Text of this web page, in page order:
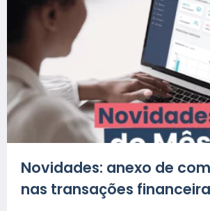
Novidades: anexo de
nas transações